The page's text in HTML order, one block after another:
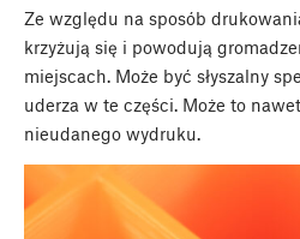
Ze względu na sposób
krzyżują się i powodują
miejscach. Może być słyszalny
uderza w te części. Może to
nieudanego wydruku.